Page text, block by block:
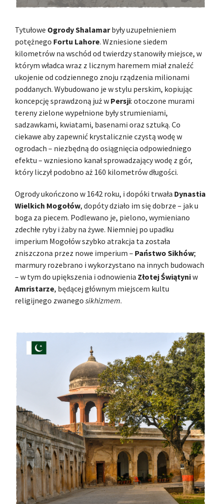
Tytułowe Ogrody Shalamarbyły uzupełnieniem
potężnego Fortu Lahore. Wzniesione siedem
kilometrów na wschód od twierdzy stanowiły miejsce, w
którym władca wraz z licznym haremem miał znaleźć
ukojenie od codziennego znoju rządzenia milionami
poddanych. Wybudowano je w stylu perskim, kopiując
koncepcję sprawdzoną już w Persji: otoczone murami
tereny zielone wypełnione były strumieniami,
sadzawkami, kwiatami, basenami oraz sztuką. Co
ciekawe aby zapewnić krystalicznie czystą wodę w
ogrodach – niezbędną do osiągnięcia odpowiedniego
efektu – wzniesiono kanał sprowadzający wodę z gór,
który liczył podobno aż 160 kilometrów długości.
Ogrody ukończono w 1642 roku, i dopóki trwała Dynastia
Wielkich Mogołów, dopóty działo im się dobrze – jak u
boga za piecem. Podlewano je, pielono, wymieniano
zdechłe ryby i żaby na żywe. Niemniej po upadku
imperium Mogołów szybko atrakcja ta została
zniszczona przez nowe imperium – Państwo Sikhów;
marmury rozebrano i wykorzystano na innych budowach
– w tym do upiększenia i odnowienia Złotej Świątyniw
Amristarze, będącej głównym miejscem kultu
religijnego zwanego sikhizmem.